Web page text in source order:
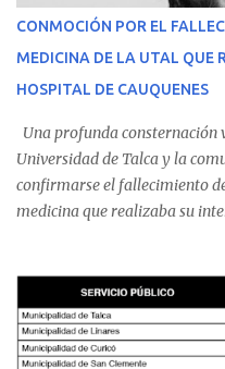
CONMOCIÓN POR EL
MEDICINA DE LA UTAL QUE
HOSPITAL DE CAUQUENES
Una profunda consternación
Universidad de Talca y la
confirmarse el fallecimiento
medicina que realizaba su
malestares físicos. Dada la
equipo médico determinó su
Regional de Talca y dado la